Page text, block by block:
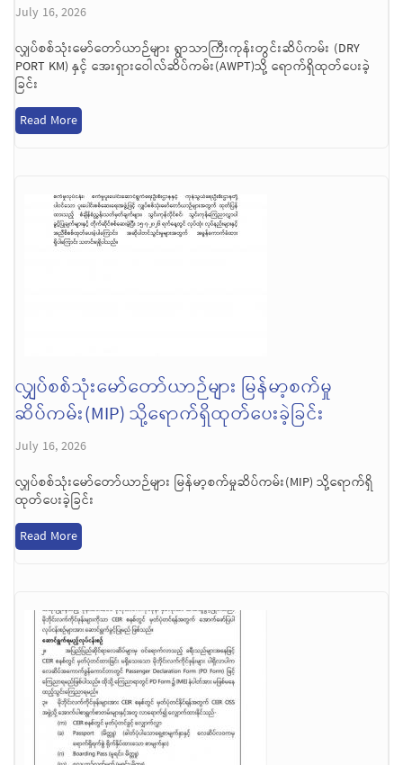
July 16, 2026
လျှပ်စစ်သုံးမော်တော်ယာဉ်များ ရွာသာကြီးကုန်းတွင်းဆိပ်ကမ်း (DRY
PORT KM) နှင့် အေးရှားဝေါလ်ဆိပ်ကမ်း(AWPT)သို့ ရောက်ရှိထုတ်ပေးခဲ့
ခြင်း
Read More
လျှပ်စစ်သုံးမော်တော်ယာဉ်များ မြန်မာ့စက်မှု
ဆိပ်ကမ်း(MIP) သို့ရောက်ရှိထုတ်ပေးခဲ့ခြင်း
July 16, 2026
လျှပ်စစ်သုံးမော်တော်ယာဉ်များ မြန်မာ့စက်မှုဆိပ်ကမ်း(MIP) သို့ရောက်ရှိ
ထုတ်ပေးခဲ့ခြင်း
Read More